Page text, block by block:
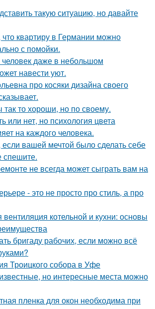
такую ситуацию, но давайте
квартиру в Германии можно
с помойки.
даже в небольшом
навести уют.
про косяки дизайна своего
так то хороши, но по своему.
или нет, но психология цвета
на каждого человека.
если вашей мечтой было сделать себе
спешите.
не всегда может сыграть вам на
- это не просто про стиль, а про
вентиляция котельной и кухни: основы
бригаду рабочих, если можно всё
Троицкого собора в Уфе
но интересные места можно
пленка для окон необходима при